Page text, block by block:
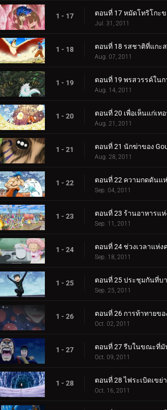
1 - 17 ตอนที่ 17 หมัดโทริโกะ
Jul. 31, 2011
1 - 18 ตอนที่ 18 รสชาติที่แกะ
Aug. 07, 2011
1 - 19 ตอนที่ 19 พรสวรรค์ใน
Aug. 14, 2011
1 - 20 ตอนที่ 20 เพื่อเห็นแก่เท
Aug. 21, 2011
1 - 21 ตอนที่ 21 นักฆ่าของ
Aug. 28, 2011
1 - 22 ตอนที่ 22 ความกดดันแ
Sep. 04, 2011
1 - 23 ตอนที่ 23 ร้านอาหารแ
Sep. 11, 2011
1 - 24 ตอนที่ 24 ช่วงเวลาแห่
Sep. 18, 2011
1 - 25 ตอนที่ 25 ประชุมกันที่บ
Sep. 25, 2011
1 - 26 ตอนที่ 26 การท้าทายข
Oct. 02, 2011
1 - 27 ตอนที่ 27 รีบในขณะที่มั
Oct. 09, 2011
1 - 28 ตอนที่ 28 ไฟระเบิดเข
Oct. 16, 2011